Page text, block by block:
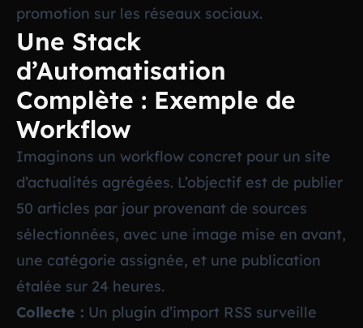
promotion sur les réseaux sociaux.
Une Stack
d’Automatisation
Complète : Exemple de
Workflow
Imaginons un workflow concret pour un site
d’actualités agrégées. L’objectif est de publier
50 articles par jour provenant de sources
sélectionnées, avec une image mise en avant,
une catégorie assignée, et une publication
étalée sur 24 heures.
Collecte : Un plugin d’import RSS surveille